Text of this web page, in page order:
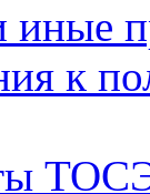
иные
к